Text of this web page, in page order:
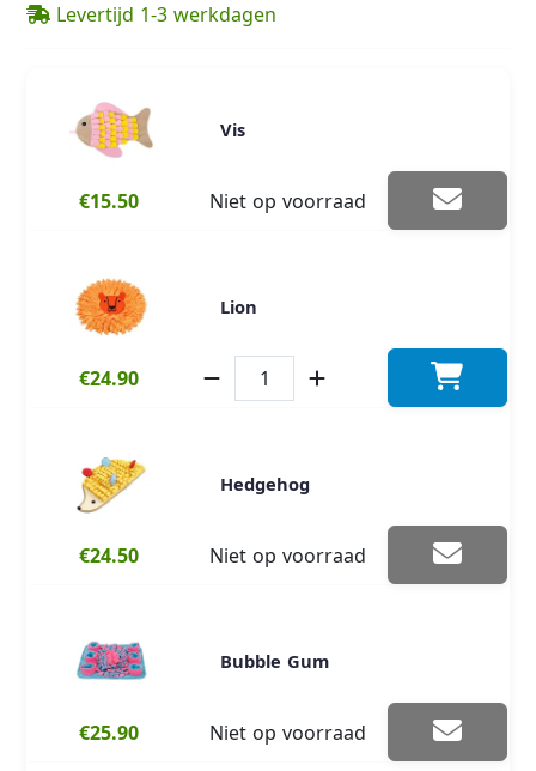
Levertijd 1-3 werkdagen
Vis
€15.50 Niet op voorraad
Lion
€24.90
Hedgehog
€24.50 Niet op voorraad
Bubble Gum
€25.90 Niet op voorraad